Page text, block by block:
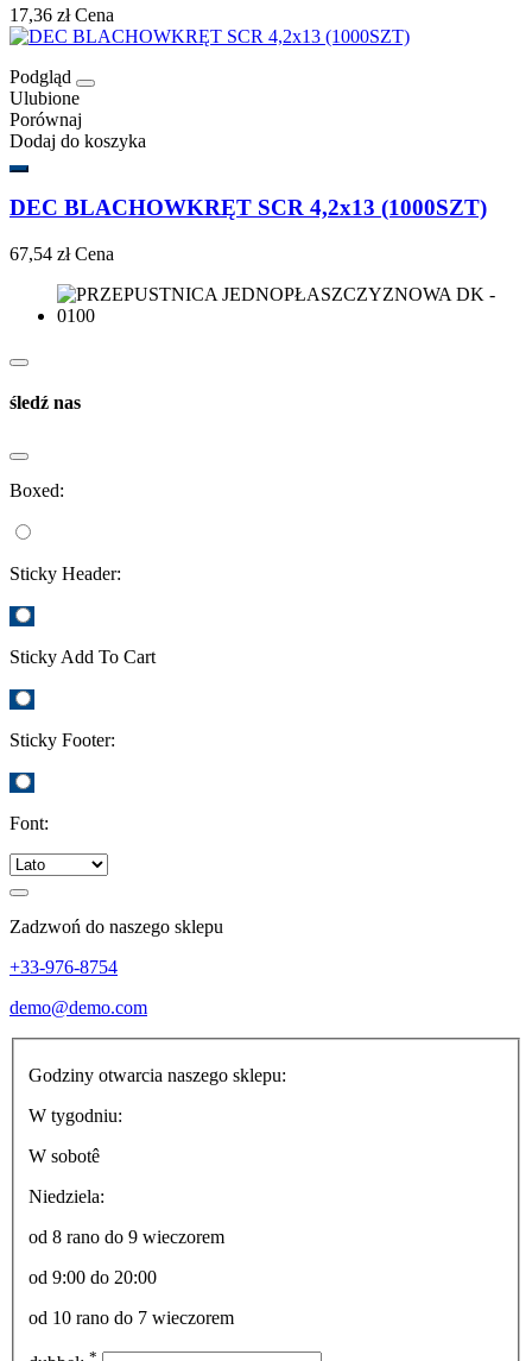
17,36 zł Cena
Podgląd
Ulubione
Porównaj
Dodaj do koszyka
DEC BLACHOWKRĘT SCR 4,2x13 (1000SZT)
67,54 zł Cena
śledź nas
Boxed:
Sticky Header:
Sticky Add To Cart
Sticky Footer:
Font:
Zadzwoń do naszego sklepu
+33-976-8754
demo@demo.com
Godziny otwarcia naszego sklepu:
W tygodniu:
W sobotê
Niedziela:
od 8 rano do 9 wieczorem
od 9:00 do 20:00
od 10 rano do 7 wieczorem
*